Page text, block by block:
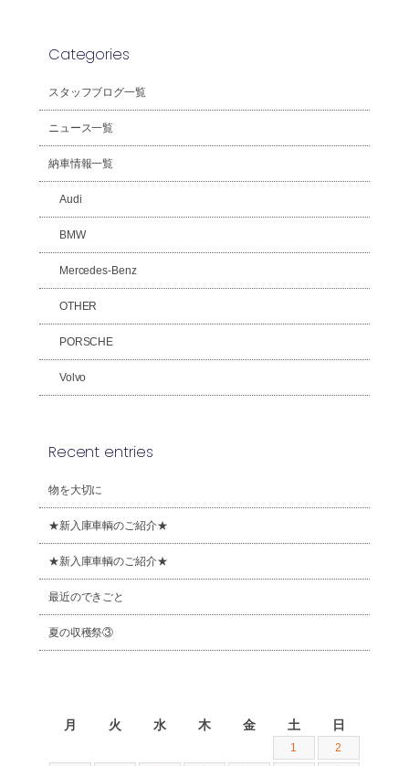
Categories
スタッフブログ一覧
ニュース一覧
納車情報一覧
Audi
BMW
Mercedes-Benz
OTHER
PORSCHE
Volvo
Recent entries
物を大切に
★新入庫車輌のご紹介★
★新入庫車輌のご紹介★
最近のできごと
夏の収穫祭③
月 火 水 木 金 土 日
1 2